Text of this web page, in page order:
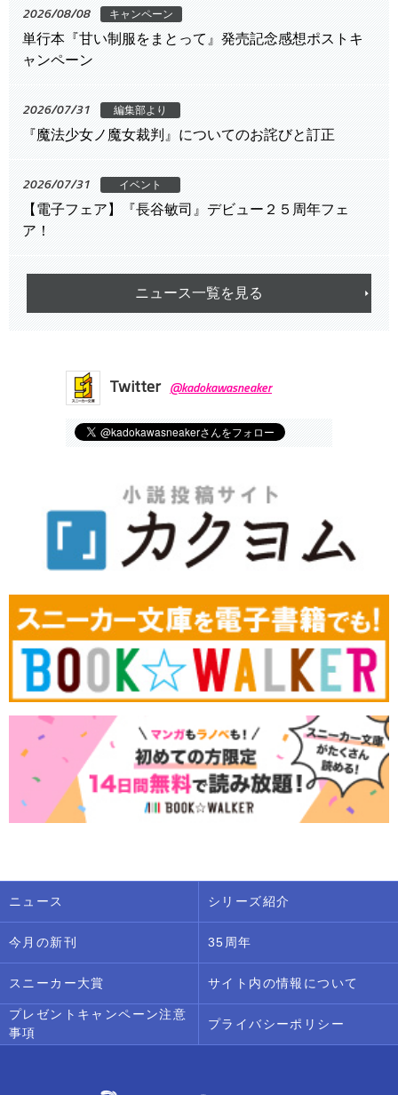
2026/08/08 キャンペーン
単行本『甘い制服をまとって』発売記念感想ポストキ
ャンペーン
2026/07/31 編集部より
『魔法少女ノ魔女裁判』についてのお詫びと訂正
2026/07/31 イベント
【電子フェア】『長谷敏司』デビュー２５周年フェ
ア！
ニュース一覧を見る
Twitter @kadokawasneaker
ニュース シリーズ紹介
今月の新刊 35周年
スニーカー大賞 サイト内の情報について
プレゼントキャンペーン注意
事項
プライバシーポリシー